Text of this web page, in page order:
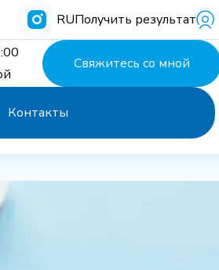
RUПолучить результат
Свяжитесь со мной
Контакты